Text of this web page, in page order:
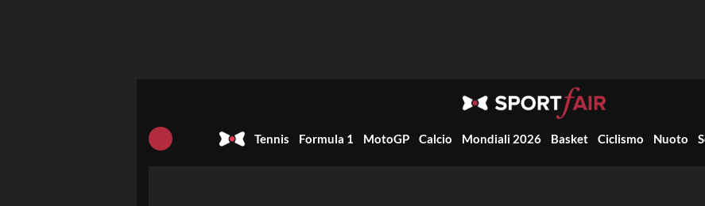
Tennis Formula 1 MotoGP Calcio Mondiali 2026 Basket Ciclismo Nuoto